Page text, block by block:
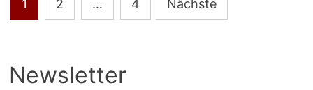
der
1 2 … 4 Nächste
Newsletter